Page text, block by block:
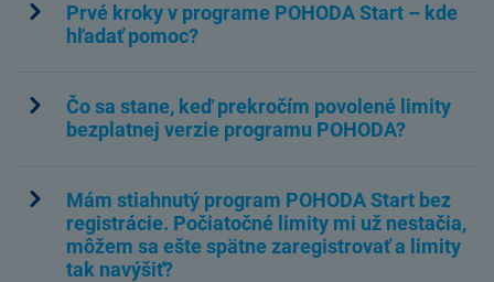
Prvé kroky v programe POHODA Start – kde
hľadať pomoc?
Čo sa stane, keď prekročím povolené limity
bezplatnej verzie programu POHODA?
Mám stiahnutý program POHODA Start bez
registrácie. Počiatočné limity mi už nestačia,
môžem sa ešte spätne zaregistrovať a limity
tak navýšiť?